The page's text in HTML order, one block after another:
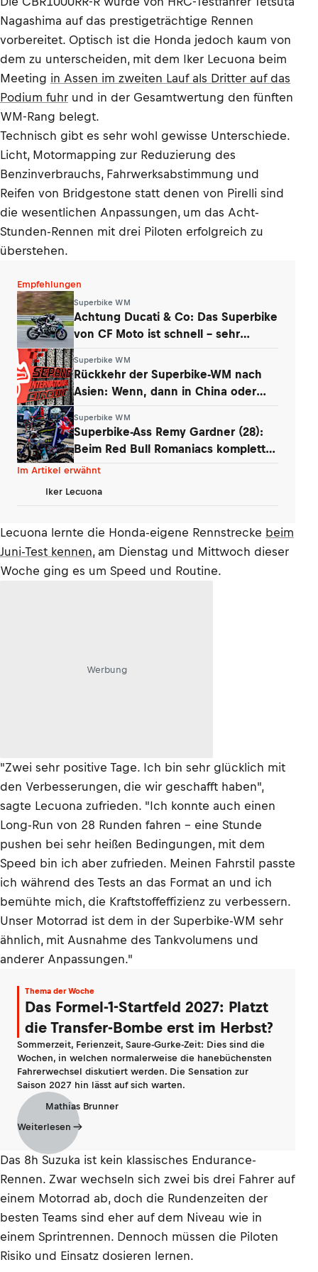
Nagashima auf das prestigeträchtige Rennen
vorbereitet. Optisch ist die Honda jedoch kaum von
dem zu unterscheiden, mit dem Iker Lecuona beim
Meeting in Assen im zweiten Lauf als Dritter auf das
Podium fuhr und in der Gesamtwertung den fünften
WM-Rang belegt.
Technisch gibt es sehr wohl gewisse Unterschiede.
Licht, Motormapping zur Reduzierung des
Benzinverbrauchs, Fahrwerksabstimmung und
Reifen von Bridgestone statt denen von Pirelli sind
die wesentlichen Anpassungen, um das Acht-
Stunden-Rennen mit drei Piloten erfolgreich zu
überstehen.
Empfehlungen
Superbike WM
Achtung Ducati & Co: Das Superbike
von CF Moto ist schnell – sehr
Superbike WM
Rückkehr der Superbike-WM nach
Asien: Wenn, dann in China oder
Superbike WM
Superbike-Ass Remy Gardner (28):
Beim Red Bull Romaniacs komplett
am Limit
Im Artikel erwähnt
Iker Lecuona
Lecuona lernte die Honda-eigene Rennstrecke beim
Juni-Test kennen, am Dienstag und Mittwoch dieser
Woche ging es um Speed und Routine.
Werbung
"Zwei sehr positive Tage. Ich bin sehr glücklich mit
den Verbesserungen, die wir geschafft haben",
sagte Lecuona zufrieden. "Ich konnte auch einen
Long-Run von 28 Runden fahren – eine Stunde
pushen bei sehr heißen Bedingungen, mit dem
Speed bin ich aber zufrieden. Meinen Fahrstil passte
ich während des Tests an das Format an und ich
bemühte mich, die Kraftstoffeffizienz zu verbessern.
Unser Motorrad ist dem in der Superbike-WM sehr
ähnlich, mit Ausnahme des Tankvolumens und
anderer Anpassungen."
Thema der Woche
Das Formel-1-Startfeld 2027: Platzt
die Transfer-Bombe erst im Herbst?
Sommerzeit, Ferienzeit, Saure-Gurke-Zeit: Dies sind die
Wochen, in welchen normalerweise die hanebüchensten
Fahrerwechsel diskutiert werden. Die Sensation zur
Saison 2027 hin lässt auf sich warten.
Mathias Brunner
Weiterlesen
Das 8h Suzuka ist kein klassisches Endurance-
Rennen. Zwar wechseln sich zwei bis drei Fahrer auf
einem Motorrad ab, doch die Rundenzeiten der
besten Teams sind eher auf dem Niveau wie in
einem Sprintrennen. Dennoch müssen die Piloten
Risiko und Einsatz dosieren lernen.